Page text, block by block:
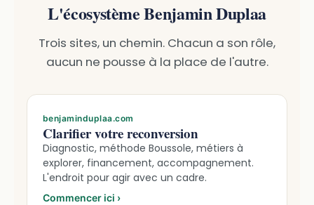
L'écosystème Benjamin Duplaa
Trois sites, un chemin. Chacun a son rôle,
aucun ne pousse à la place de l'autre.
benjaminduplaa.com
Clarifier votre reconversion
Diagnostic, méthode Boussole, métiers à
explorer, financement, accompagnement.
L'endroit pour agir avec un cadre.
Commencer ici ›